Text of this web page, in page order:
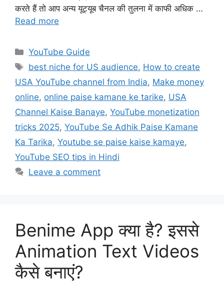
करते हैं तो आप अन्य यूट्यूब चैनल की तुलना में काफी अधिक …
Read more
Categories
YouTube Guide
Tags
best niche for US audience, How to create
USA YouTube channel from India, Make money
online, online paise kamane ke tarike, USA
Channel Kaise Banaye, YouTube monetization
tricks 2025, YouTube Se Adhik Paise Kamane
Ka Tarika, Youtube se paise kaise kamaye,
YouTube SEO tips in Hindi
Leave a comment
Benime App क्या है? इससे
Animation Text Videos
कैसे बनाएं?